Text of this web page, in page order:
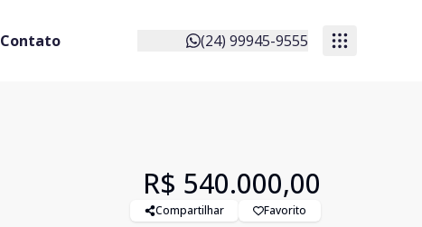
Contato (24) 99945-9555
R$ 540.000,00
Compartilhar Favorito